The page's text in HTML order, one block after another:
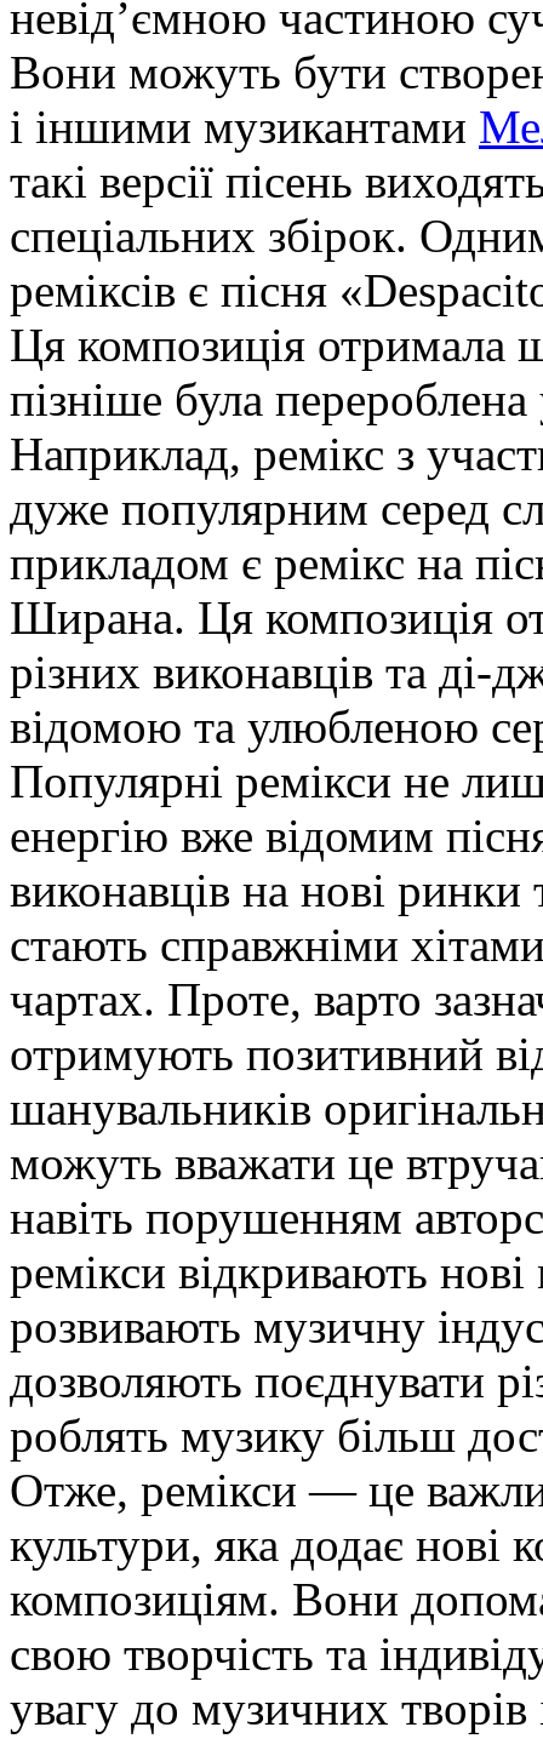
невід’ємною частиною
Вони можуть бути
і іншими музикантами
такі версії пісень
спеціальних збірок.
реміксів є пісня
Ця композиція отримала
пізніше була
Наприклад, ремікс з
дуже популярним серед
прикладом є ремікс на
Ширана. Ця композиція
різних виконавців та ді-
відомою та улюбленою
Популярні ремікси не
енергію вже відомим
виконавців на нові ринки
стають справжніми
чартах. Проте, варто
отримують позитивний
шанувальників
можуть вважати це
навіть порушенням
ремікси відкривають
розвивають музичну
дозволяють поєднувати
роблять музику більш
Отже, ремікси — це
культури, яка додає нові
композиціям. Вони
свою творчість та
увагу до музичних творів